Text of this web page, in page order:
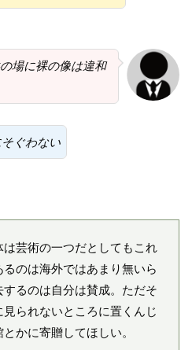
場に裸の像は違和
ぐわない
芸術の一つだとしてもこれ
のは海外ではあまり無いら
るのは自分は賛成。ただそ
られないところに置くんじ
かに寄贈してほしい。